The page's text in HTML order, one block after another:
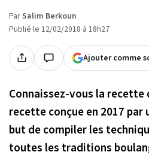
ParSalim Berkoun
Publié le 12/02/2018 à 18h27
Ajouter comme
Connaissez-vous la recette
recette conçue en 2017
but de compiler les
toutes les traditions